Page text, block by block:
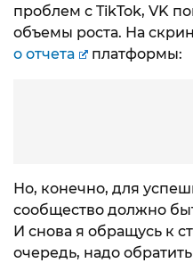
проблем с TikTok, VK
объемы роста. На
о отчета
платформы:
Но, конечно, для
сообщество должно
И снова я обращусь к
очередь, надо